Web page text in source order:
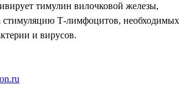
тимулин вилочковой железы,
стимуляцию Т-лимфоцитов, необходимых
и вирусов.